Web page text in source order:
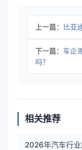
上一篇： 比亚
下一篇： 车企
吗？
相关推荐
2026年汽车行